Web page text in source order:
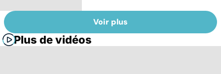
Voir plus
Plus de vidéos